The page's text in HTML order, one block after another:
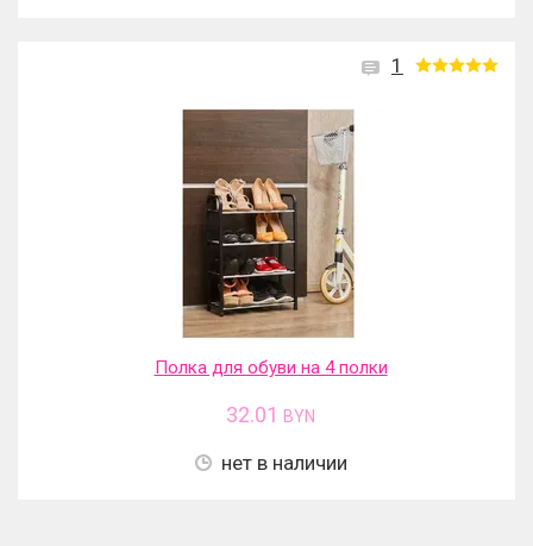
1
Полка для обуви на 4 полки
32.01 BYN
нет в наличии